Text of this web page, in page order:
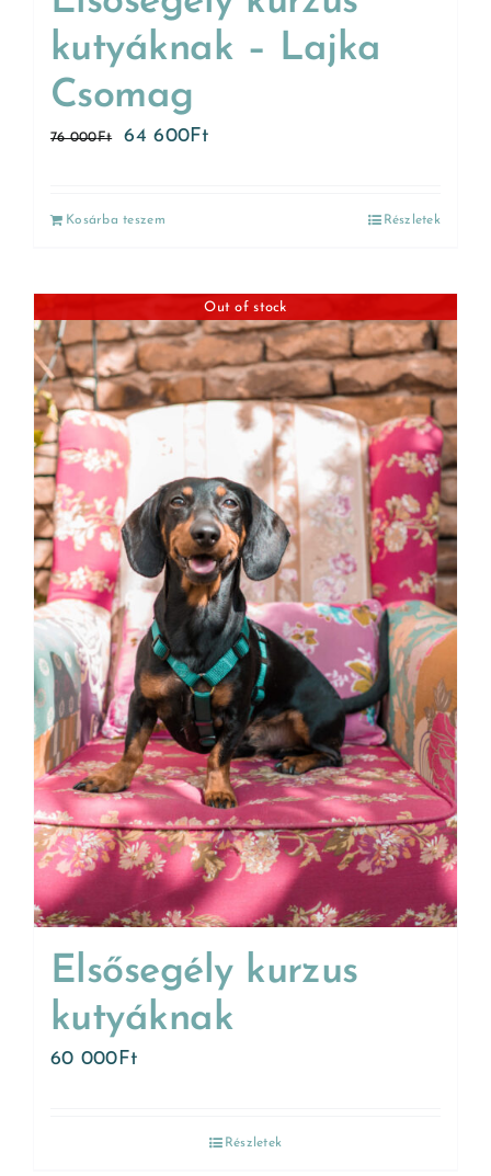
kutyáknak – Lajka
Csomag
76 000Ft 64 600Ft
Kosárba teszem Részletek
Out of stock
Elsősegély kurzus
kutyáknak
60 000Ft
Részletek